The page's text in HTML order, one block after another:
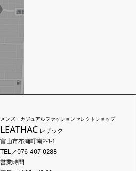
メンズ・カジュアルファッションセレクトショップ
LEATHACレザック
富山市布瀬町南2-1-1
TEL／076-407-0288
営業時間